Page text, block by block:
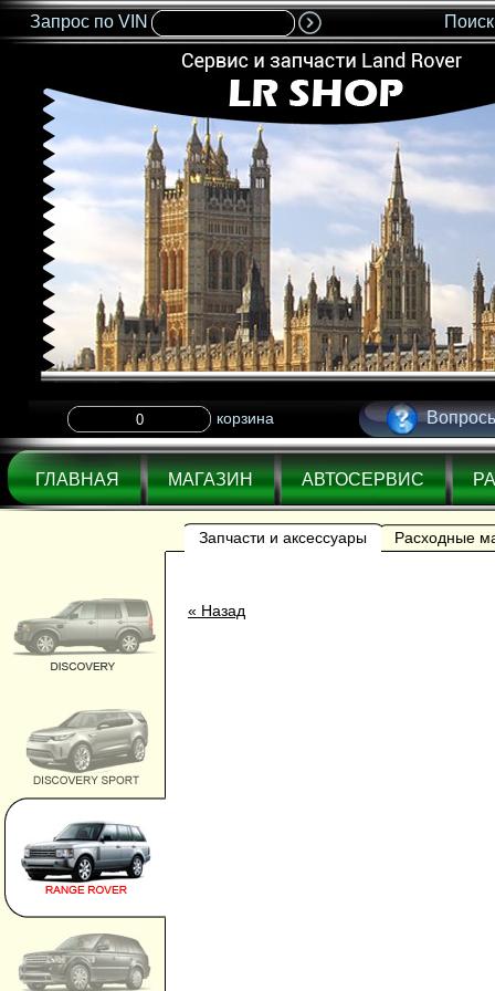
Запрос по VIN
ГЛАВНАЯ МАГАЗИН АВТОСЕРВИС
корзина
Запчасти и аксессуары Расходные
« Назад